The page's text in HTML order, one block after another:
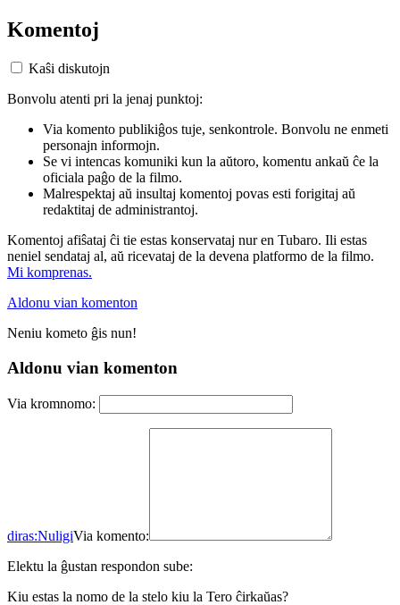
Komentoj
Kaŝi diskutojn
Bonvolu atenti pri la jenaj punktoj:
Via komento publikiĝos tuje, senkontrole. Bonvolu ne enmeti
personajn informojn.
Se vi intencas komuniki kun la aŭtoro, komentu ankaŭ ĉe la
oficiala paĝo de la filmo.
Malrespektaj aŭ insultaj komentoj povas esti forigitaj aŭ
redaktitaj de administrantoj.
Komentoj afiŝataj ĉi tie estas konservataj nur en Tubaro. Ili estas
neniel sendataj al, aŭ ricevataj de la devena platformo de la filmo.
Mi komprenas.
Aldonu vian komenton
Neniu kometo ĝis nun!
Aldonu vian komenton
Via kromnomo:
diras:NuligiVia komento:
Elektu la ĝustan respondon sube:
Kiu estas la nomo de la stelo kiu la Tero ĉirkaŭas?